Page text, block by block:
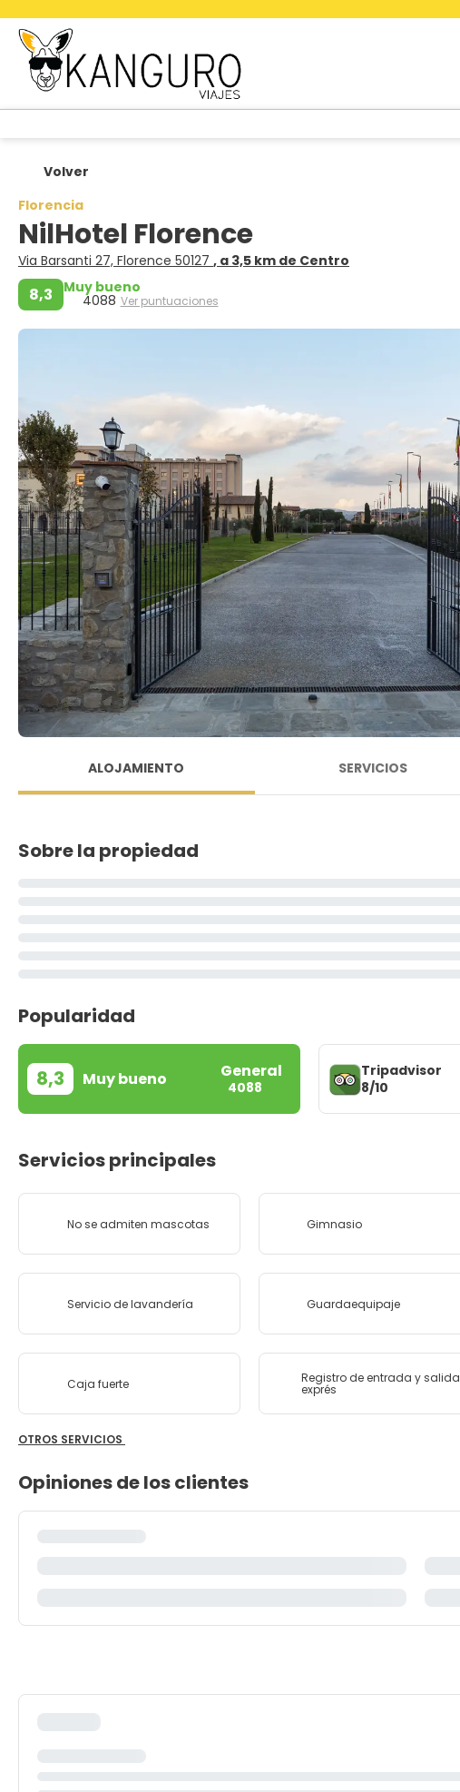
Volver
Florencia
NilHotel Florence
Via Barsanti 27, Florence 50127 , a 3,5 km de Centro
8,3 Muy bueno
4088 Ver puntuaciones
ALOJAMIENTO SERVICIOS
Sobre la propiedad
Popularidad
8,3 Muy bueno General
4088
Tripadvisor
8/10
Servicios principales
No se admiten mascotas Gimnasio
Servicio de lavandería Guardaequipaje
Caja fuerte Registro de entrada y salida
exprés
OTROS SERVICIOS
Opiniones de los clientes